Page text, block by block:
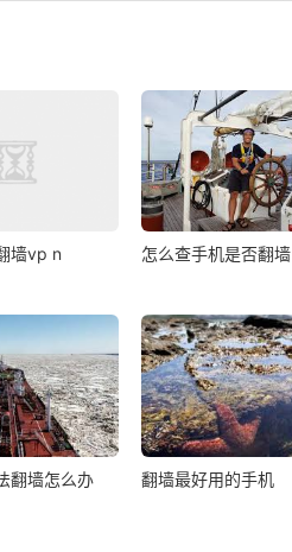
墙vp n 怎么查手机是否翻墙
翻墙怎么办 翻墙最好用的手机